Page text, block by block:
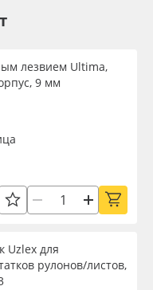
лезвием Ultima,
9 мм
Uzlex для
рулонов/листов,